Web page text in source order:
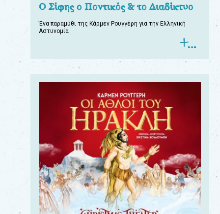
Ο Σίφης ο Ποντικός & το Διαδίκτυο
Ένα παραμύθι της Κάρμεν Ρουγγέρη για την Ελληνική
Αστυνομία